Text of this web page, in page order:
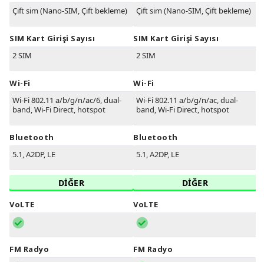
Çift sim (Nano-SIM, Çift bekleme)
SIM Kart Girişi Sayısı
2 SIM
Wi-Fi
Wi-Fi 802.11 a/b/g/n/ac/6, dual-
band, Wi-Fi Direct, hotspot
Bluetooth
5.1, A2DP, LE
DİĞER
VoLTE
FM Radyo
Çift sim (Nano-SIM, Çift bekleme)
SIM Kart Girişi Sayısı
2 SIM
Wi-Fi
Wi-Fi 802.11 a/b/g/n/ac, dual-
band, Wi-Fi Direct, hotspot
Bluetooth
5.1, A2DP, LE
DİĞER
VoLTE
FM Radyo